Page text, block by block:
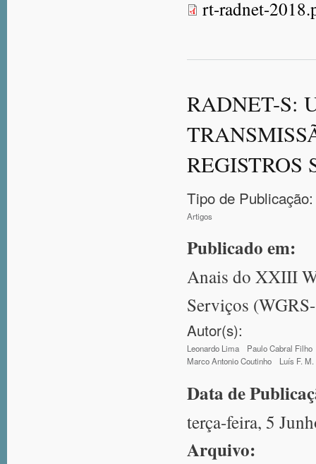
rt-radnet-
RADNET-S:
REGISTROS
Tipo de Publicação:
Artigos
Publicado em:
Anais do XXIII
Serviços
Autor(s):
Leonardo Lima
Paulo Cabral Filho
Marco Antonio Coutinho
Luís F.
Data de
terça-feira, 5
Arquivo: